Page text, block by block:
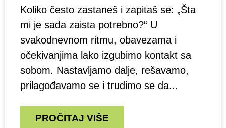
Koliko često zastaneš i zapitaš se: „Šta
mi je sada zaista potrebno?“ U
svakodnevnom ritmu, obavezama i
očekivanjima lako izgubimo kontakt sa
sobom. Nastavljamo dalje, rešavamo,
prilagođavamo se i trudimo se da...
PROČITAJ VIŠE